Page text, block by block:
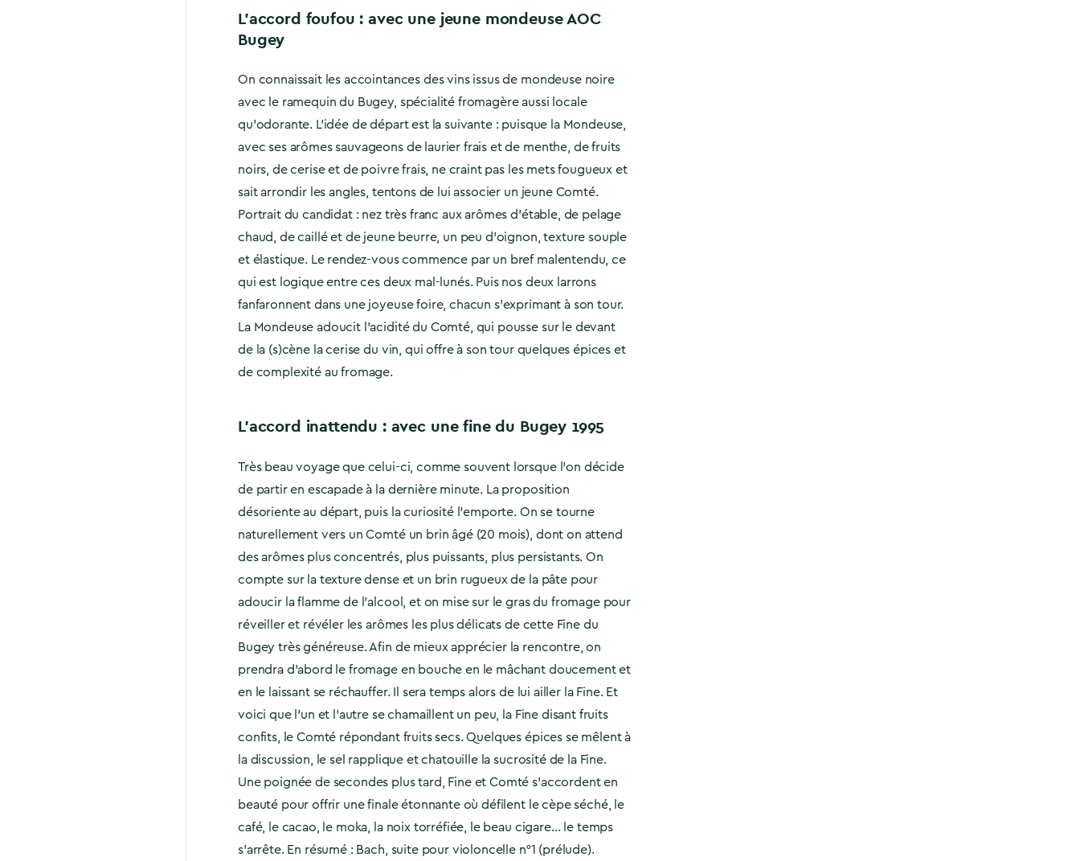
L’accord foufou : avec une jeune mondeuse AOC
Bugey
On connaissait les accointances des vins issus de mondeuse noire
avec le ramequin du Bugey, spécialité fromagère aussi locale
qu’odorante. L’idée de départ est la suivante : puisque la Mondeuse,
avec ses arômes sauvageons de laurier frais et de menthe, de fruits
noirs, de cerise et de poivre frais, ne craint pas les mets fougueux et
sait arrondir les angles, tentons de lui associer un jeune Comté.
Portrait du candidat : nez très franc aux arômes d’étable, de pelage
chaud, de caillé et de jeune beurre, un peu d’oignon, texture souple
et élastique. Le rendez-vous commence par un bref malentendu, ce
qui est logique entre ces deux mal-lunés. Puis nos deux larrons
fanfaronnent dans une joyeuse foire, chacun s’exprimant à son tour.
La Mondeuse adoucit l’acidité du Comté, qui pousse sur le devant
de la (s)cène la cerise du vin, qui offre à son tour quelques épices et
de complexité au fromage.
L’accord inattendu : avec une fine du Bugey 1995
Très beau voyage que celui-ci, comme souvent lorsque l’on décide
de partir en escapade à la dernière minute. La proposition
désoriente au départ, puis la curiosité l’emporte. On se tourne
naturellement vers un Comté un brin âgé (20 mois), dont on attend
des arômes plus concentrés, plus puissants, plus persistants. On
compte sur la texture dense et un brin rugueux de la pâte pour
adoucir la flamme de l’alcool, et on mise sur le gras du fromage pour
réveiller et révéler les arômes les plus délicats de cette Fine du
Bugey très généreuse. Afin de mieux apprécier la rencontre, on
prendra d’abord le fromage en bouche en le mâchant doucement et
en le laissant se réchauffer. Il sera temps alors de lui ailler la Fine. Et
voici que l’un et l’autre se chamaillent un peu, la Fine disant fruits
confits, le Comté répondant fruits secs. Quelques épices se mêlent à
la discussion, le sel rapplique et chatouille la sucrosité de la Fine.
Une poignée de secondes plus tard, Fine et Comté s’accordent en
beauté pour offrir une finale étonnante où défilent le cèpe séché, le
café, le cacao, le moka, la noix torréfiée, le beau cigare… le temps
s’arrête. En résumé : Bach, suite pour violoncelle n°1 (prélude).